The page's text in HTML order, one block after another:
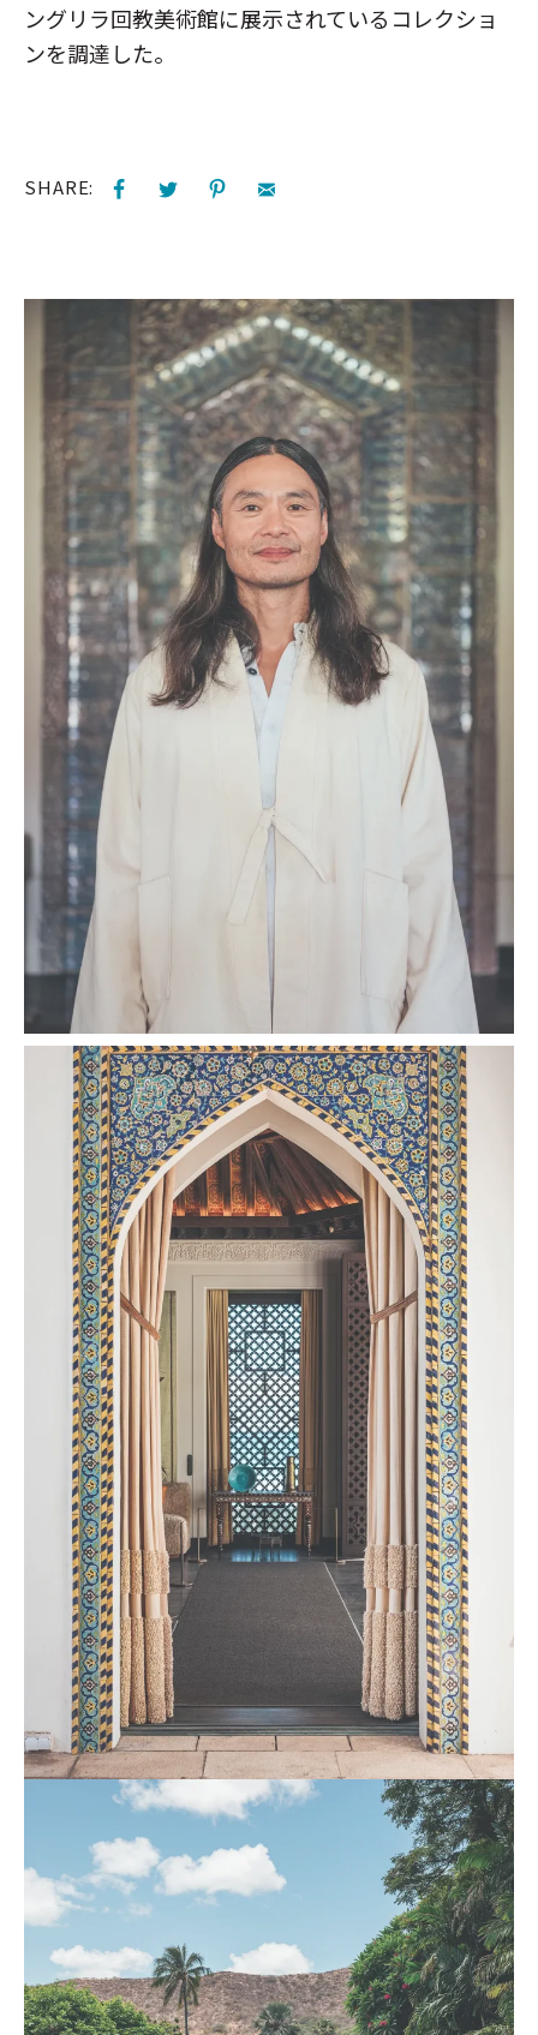
ングリラ回教美術館に展示されているコレクショ
ンを調達した。
SHARE: